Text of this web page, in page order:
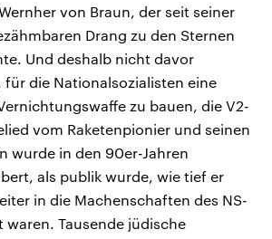
von Braun, der seit seiner
Drang zu den Sternen
Und deshalb nicht davor
die Nationalsozialisten eine
zu bauen, die V2-
vom Raketenpionier und seinen
wurde in den 90er-Jahren
als publik wurde, wie tief er
in die Machenschaften des NS-
waren. Tausende jüdische